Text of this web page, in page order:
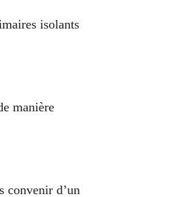
isolants
manière
convenir d’un